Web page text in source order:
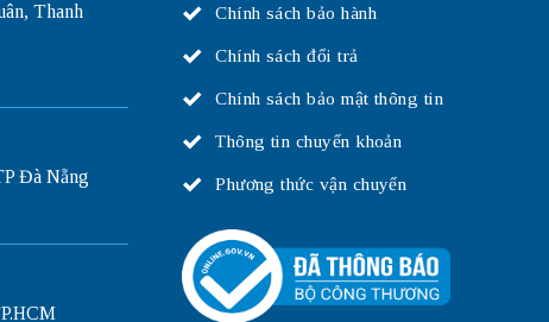
Thanh
Đà Nẵng
Chính sách bảo hành
Chính sách đổi trả
Chính sách bảo mật thông tin
Thông tin chuyển khoản
Phương thức vận chuyển